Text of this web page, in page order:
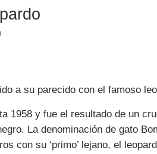
a su parecido con el famoso
1958 y fue el resultado de un
La denominación de gato
con su ‘primo’ lejano, el